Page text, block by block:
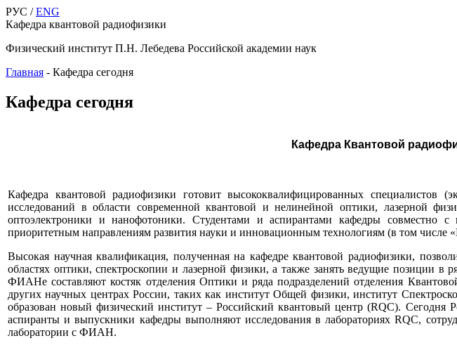
РУС /ENG
Кафедра квантовой радиофизики
Физический институт П.Н. Лебедева Российской академии наук
Главная - Кафедра сегодня
Кафедра сегодня
Кафедра Квантовой
Кафедра квантовой радиофизики готовит высококвалифицированных специалистов
исследований в области современной квантовой и нелинейной оптики, лазерной
оптоэлектроники инанофотоники. Студентами и аспирантами кафедры совместно
приоритетным направлениям развития науки и инновационным технологиям (в том числе «
Высокая научная квалификация, полученная на кафедре квантовой радиофизики,
областях оптики, спектроскопии и лазерной физики, а также занять ведущие позиции
ФИАНе составляют костяк отделения Оптики и ряда подразделений отделения
других научных центрах России, таких как институт Общей физики, институт
образован новый физический институт – Российский квантовый центр (RQC). Сегодня
аспиранты и выпускники кафедры выполняют исследования в лабораторияхRQC,
лаборатории с ФИАН.